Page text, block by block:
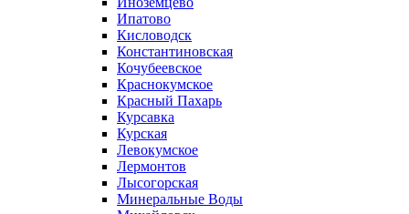
Ипатово
Кисловодск
Константиновская
Кочубеевское
Краснокумское
Красный Пахарь
Курсавка
Курская
Левокумское
Лермонтов
Лысогорская
Минеральные Воды